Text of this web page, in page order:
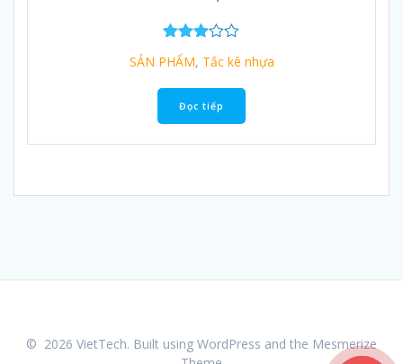
Được
xếp
5 sao
SẢN PHẨM, Tắc kê nhựa
Đọc tiếp
© 2026 VietTech. Built using WordPress and the Mesmerize